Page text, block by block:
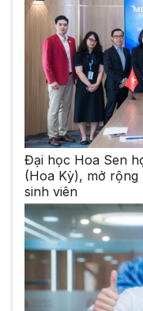
Đại học Hoa Sen
(Hoa Kỳ), mở
sinh viên